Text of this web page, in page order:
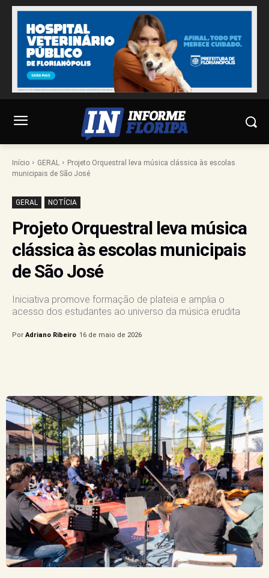
Início GERAL
Projeto Orquestral leva música clássica às escolas
municipais de São José
GERAL NOTÍCIA
Projeto Orquestral leva música
clássica às escolas municipais
de São José
Iniciativa promove formação de plateia e amplia o
acesso dos estudantes ao universo da música erudita
Por Adriano Ribeiro 16 de maio de 2026